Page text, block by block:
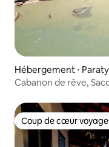
Hébergement ⋅ Paraty
Cabanon de rêve,
Coup de cœur
Coup de cœur